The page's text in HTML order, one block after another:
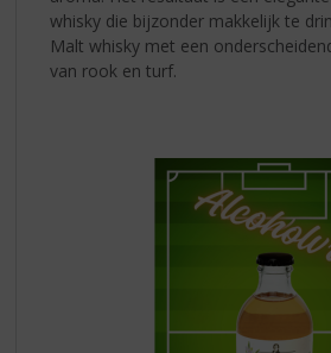
whisky die bijzonder makkelijk te
Malt whisky met een
van rook en turf.